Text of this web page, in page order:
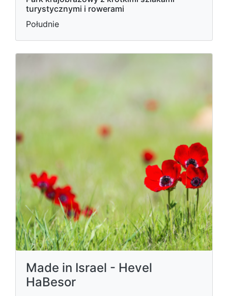
turystycznymi i rowerami
Południe
Made in Israel - Hevel
HaBesor